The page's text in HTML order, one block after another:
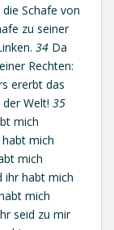
Schafe von
zu seiner
34 Da
Rechten:
ererbt das
Welt! 35
mich
mich
mich
ihr habt mich
mich
seid zu mir